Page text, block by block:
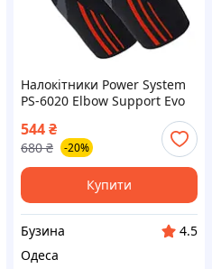
Налокітники Power System
PS-6020 Elbow Support Evo
buzyna
544₴
680 ₴ -20%
Купити
Бузина
4.5
Одеса